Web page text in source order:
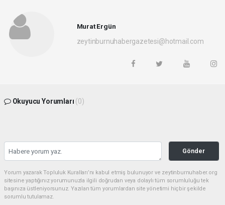
Murat Ergün
zeytinburnuhabergazetesi@hotmail.com
Okuyucu Yorumları (0)
Gönder
Yorum yazarak Topluluk Kuralları’nı kabul etmiş bulunuyor ve zeytinburnuhaber.org
sitesine yaptığınız yorumunuzla ilgili doğrudan veya dolaylı tüm sorumluluğu tek
başınıza üstleniyorsunuz. Yazılan tüm yorumlardan site yönetimi hiçbir şekilde
sorumlu tutulamaz.